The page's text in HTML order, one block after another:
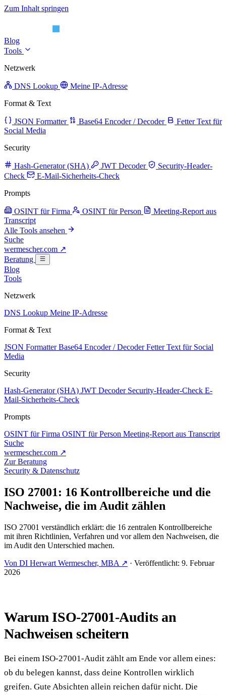
Zum Inhalt springen
Blog
Tools
Netzwerk
DNS Lookup
Meine IP-Adresse
Format & Text
JSON Formatter Base64 Encoder / Decoder
Fetter Text für
Social Media
Security
Hash-Generator (SHA) JWT Decoder
Security-Header-
Check
E-Mail-Sicherheits-Check
Prompts
OSINT für Firma OSINT für Person
Meeting-Report aus
Transcript
Alle Tools ansehen
Suche
wermescher.com ↗
Beratung
Blog
Tools
Netzwerk
DNS Lookup Meine IP-Adresse
Format & Text
JSON FormatterBase64 Encoder / DecoderFetter Text für Social
Media
Security
Hash-Generator (SHA) JWT Decoder Security-Header-Check E-
Mail-Sicherheits-Check
Prompts
OSINT für Firma OSINT für Person Meeting-Report aus Transcript
Suche
wermescher.com ↗
Zur Beratung
Security & Datenschutz
ISO 27001: 16 Kontrollbereiche und die
Nachweise, die im Audit zählen
ISO 27001 verständlich erklärt: die 16 zentralen Kontrollbereiche
mit ihren Richtlinien, Verfahren und vor allem den Nachweisen, die
im Audit den Unterschied machen.
Von DI Herwart Wermescher, MBA ↗ · Veröffentlicht: 9. Februar
2026
Warum ISO-27001-Audits an
Nachweisen scheitern
Bei einem ISO-27001-Audit zählt am Ende vor allem eines:
ob du belegen kannst, dass deine Kontrollen wirklich
greifen. Gute Absichten allein reichen dafür nicht. Die